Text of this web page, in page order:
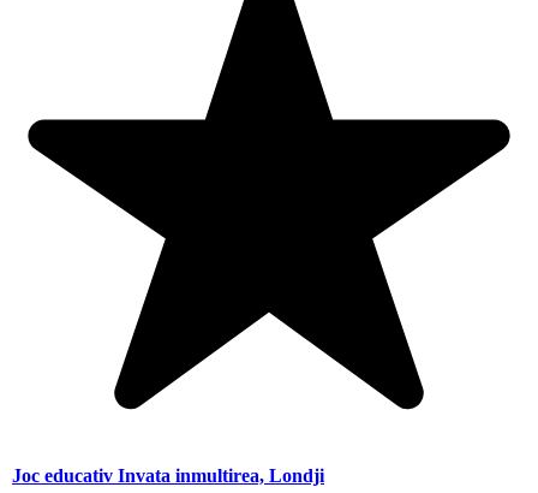
Joc educativ Invata inmultirea, Londji